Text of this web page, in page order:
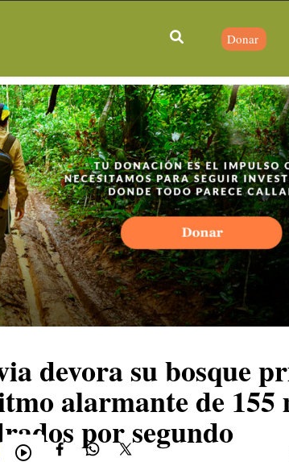
Donar
devora su bosque
alarmante de 155
por segundo